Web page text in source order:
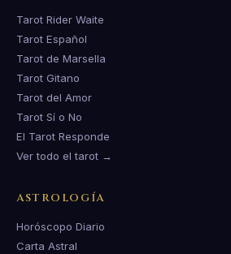
Tarot Rider Waite
Tarot Español
Tarot de Marsella
Tarot Gitano
Tarot del Amor
Tarot Sí o No
El Tarot Responde
Ver todo el tarot →
ASTROLOGÍA
Horóscopo Diario
Carta Astral